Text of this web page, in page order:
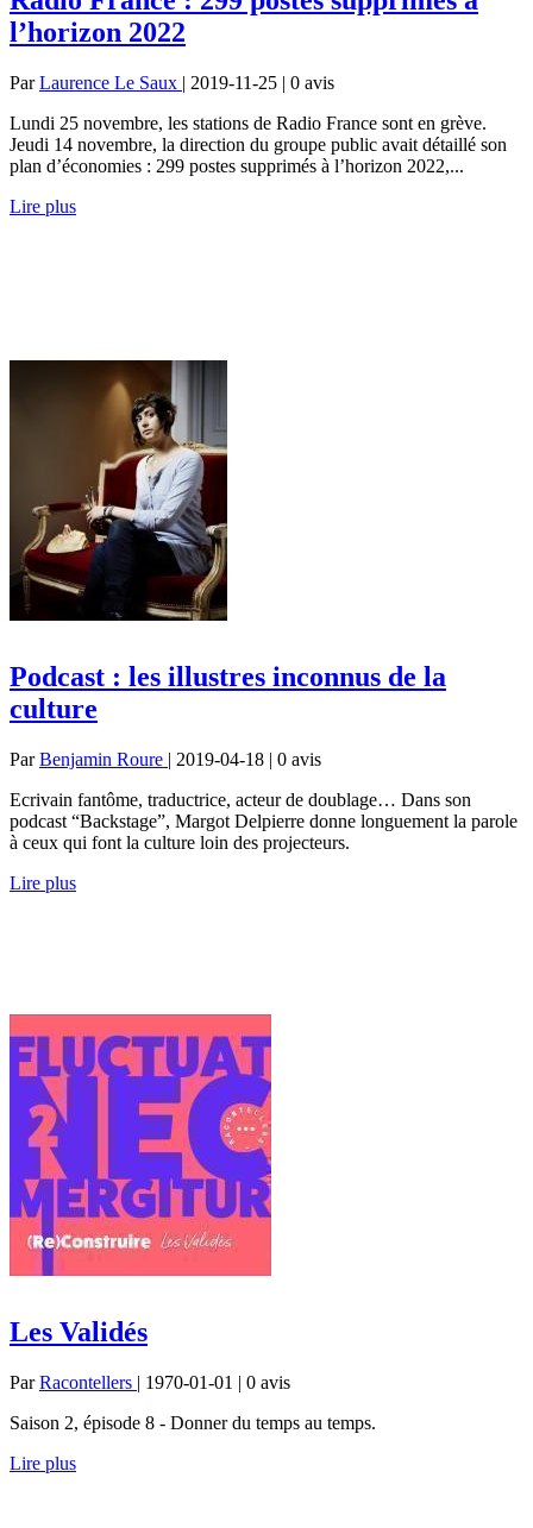
l’horizon 2022
ParLaurence Le Saux | 2019-11-25 | 0 avis
Lundi 25 novembre, les stations de Radio France sont en grève.
Jeudi 14 novembre, la direction du groupe public avait détaillé son
plan d’économies : 299 postes supprimés à l’horizon 2022,...
Lire plus
Podcast : les illustres inconnus de la
culture
ParBenjamin Roure | 2019-04-18 | 0 avis
Ecrivain fantôme, traductrice, acteur de doublage… Dans son
podcast “Backstage”, Margot Delpierre donne longuement la parole
à ceux qui font la culture loin des projecteurs.
Lire plus
Les Validés
ParRacontellers | 1970-01-01 | 0 avis
Saison 2, épisode 8 - Donner du temps au temps.
Lire plus